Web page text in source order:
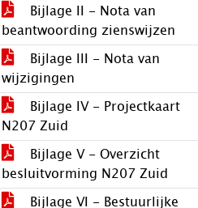
Bijlage II - Nota van
beantwoording zienswijzen
Bijlage III - Nota van
wijzigingen
Bijlage IV - Projectkaart
N207 Zuid
Bijlage V - Overzicht
besluitvorming N207 Zuid
Bijlage VI - Bestuurlijke